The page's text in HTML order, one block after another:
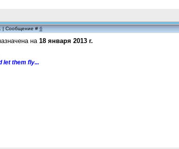
| Сообщение #6
на18 января 2013 г.
let them fly...